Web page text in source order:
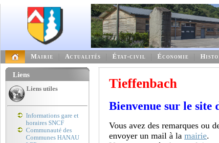
Mairie Actualités État-civil Économie
Liens
Liens utiles
Informations gare et
horaires SNCF
Communauté des
Communes HANAU
Tieffenbach
Bienvenue sur le site
Vous avez des remarques ou
envoyer un mail à la mairie.